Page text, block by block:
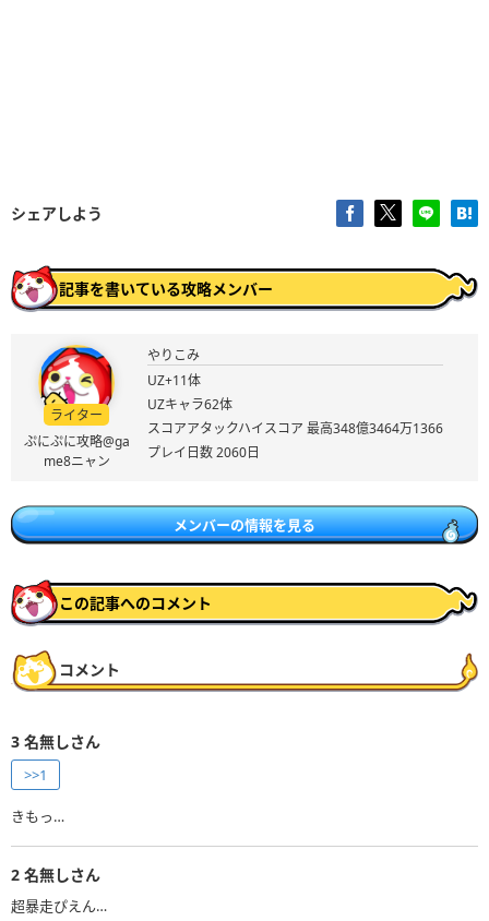
シェアしよう
記事を書いている攻略メンバー
ライター
ぷにぷに攻略@ga
me8ニャン
やりこみ
UZ+11体
UZキャラ62体
スコアアタックハイスコア 最高348億3464万1366
プレイ日数 2060日
メンバーの情報を見る
この記事へのコメント
コメント
3 名無しさん
>>1
きもっ…
2 名無しさん
超暴走ぴえん…